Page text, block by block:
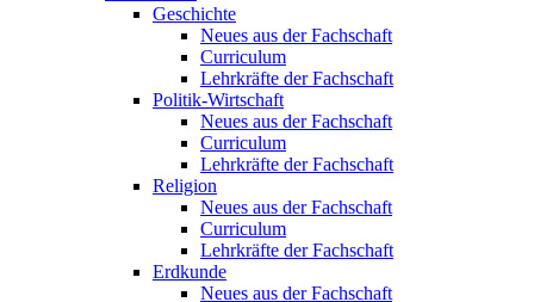
Geschichte
Neues aus der Fachschaft
Curriculum
Lehrkräfte der Fachschaft
Politik-Wirtschaft
Neues aus der Fachschaft
Curriculum
Lehrkräfte der Fachschaft
Religion
Neues aus der Fachschaft
Curriculum
Lehrkräfte der Fachschaft
Erdkunde
Neues aus der Fachschaft